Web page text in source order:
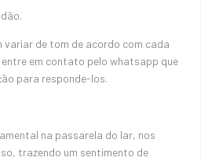
variar de tom de acordo com cada
em contato pelo whatsapp que
para responde-los.
na passarela do lar, nos
trazendo um sentimento de